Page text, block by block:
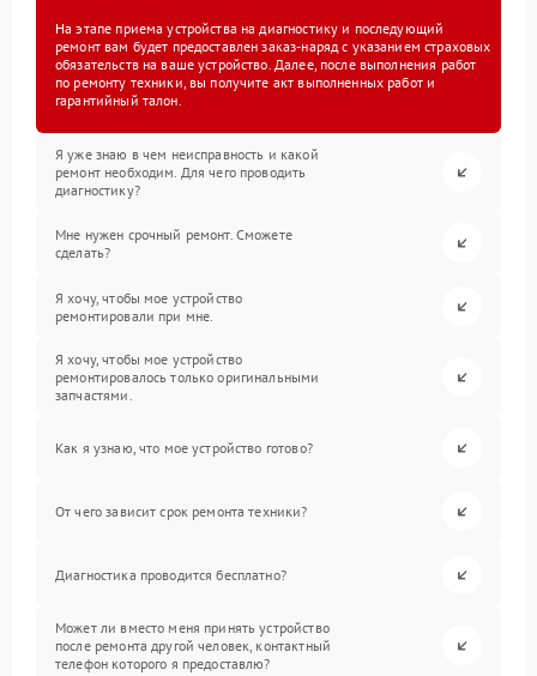
На этапе приема устройства на диагностику и последующий
ремонт вам будет предоставлен заказ-наряд с указанием страховых
обязательств на ваше устройство. Далее, после выполнения работ
по ремонту техники, вы получите акт выполненных работ и
гарантийный талон.
Я уже знаю в чем неисправность и какой
ремонт необходим. Для чего проводить
диагностику?
Мне нужен срочный ремонт. Сможете
сделать?
Я хочу, чтобы мое устройство
ремонтировали при мне.
Я хочу, чтобы мое устройство
ремонтировалось только оригинальными
запчастями.
Как я узнаю, что мое устройство готово?
От чего зависит срок ремонта техники?
Диагностика проводится бесплатно?
Может ли вместо меня принять устройство
после ремонта другой человек, контактный
телефон которого я предоставлю?